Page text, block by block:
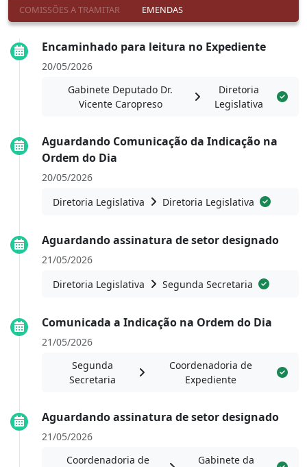
COMISSÕES A TRAMITAR
EMENDAS
Encaminhado para leitura no Expediente
20/05/2026
Gabinete Deputado Dr.
Vicente Caropreso
Diretoria
Legislativa
Aguardando Comunicação da Indicação na
Ordem do Dia
20/05/2026
Diretoria Legislativa
Diretoria Legislativa
Aguardando assinatura de setor designado
21/05/2026
Diretoria Legislativa
Segunda Secretaria
Comunicada a Indicação na Ordem do Dia
21/05/2026
Segunda
Secretaria
Coordenadoria de
Expediente
Aguardando assinatura de setor designado
21/05/2026
Coordenadoria de
Gabinete da